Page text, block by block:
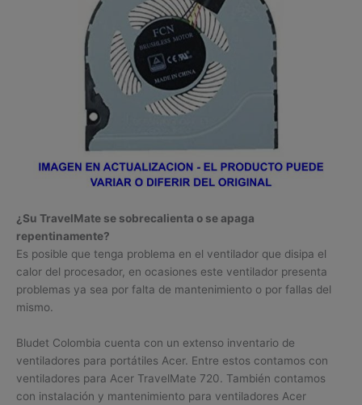
¿Su TravelMate se sobrecalienta o se apaga
repentinamente?
Es posible que tenga problema en el ventilador que disipa el
calor del procesador, en ocasiones este ventilador presenta
problemas ya sea por falta de mantenimiento o por fallas del
mismo.
Bludet Colombia cuenta con un extenso inventario de
ventiladores para portátiles Acer. Entre estos contamos con
ventiladores para Acer TravelMate 720. También contamos
con instalación y mantenimiento para ventiladores Acer